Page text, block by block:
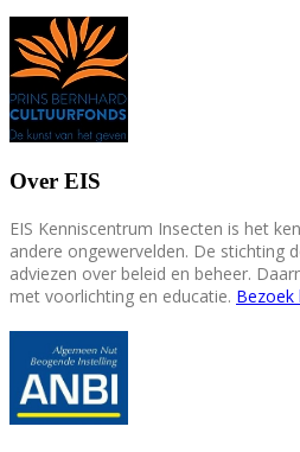
Over EIS
EIS Kenniscentrum Insecten is het
andere ongewervelden. De stichting
adviezen over beleid en beheer.
met voorlichting en educatie. Bezoek